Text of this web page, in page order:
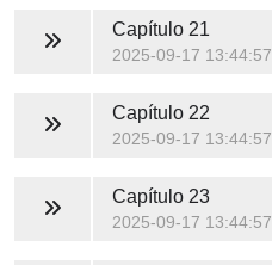
Capítulo 21
2025-09-17 13:44:57
Capítulo 22
2025-09-17 13:44:57
Capítulo 23
2025-09-17 13:44:57